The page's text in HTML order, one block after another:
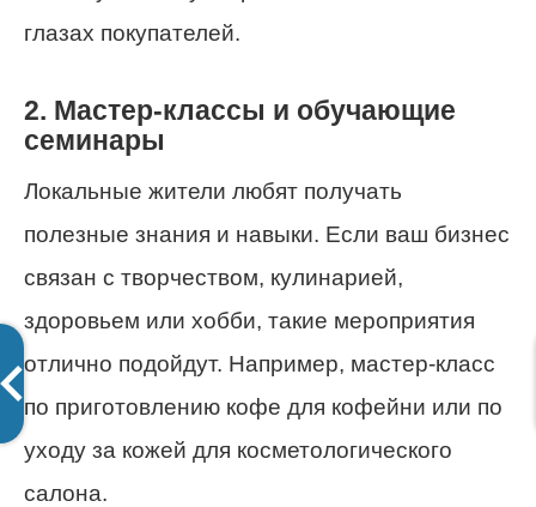
глазах покупателей.
2. Мастер-классы и обучающие
семинары
Локальные жители любят получать
полезные знания и навыки. Если ваш бизнес
связан с творчеством, кулинарией,
здоровьем или хобби, такие мероприятия
отлично подойдут. Например, мастер-класс
по приготовлению кофе для кофейни или по
уходу за кожей для косметологического
салона.